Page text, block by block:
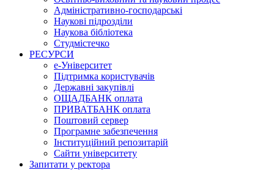
Адміністративно-господарські
Наукові підрозділи
Наукова бібліотека
Студмістечко
РЕСУРСИ
е-Університет
Підтримка користувачів
Державні закупівлі
ОЩАДБАНК оплата
ПРИВАТБАНК оплата
Поштовий сервер
Програмне забезпечення
Інституційний репозитарій
Сайти університету
Запитати у ректора